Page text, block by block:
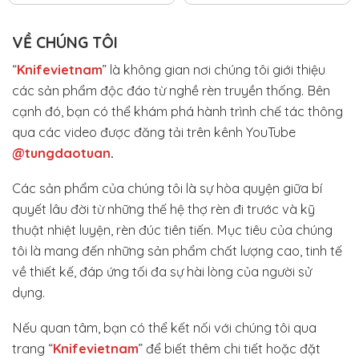
VỀ CHÚNG TÔI
“Knifevietnam” là không gian nơi chúng tôi giới thiệu
các sản phẩm độc đáo từ nghề rèn truyền thống. Bên
cạnh đó, bạn có thể khám phá hành trình chế tác thông
qua các video được đăng tải trên kênh YouTube
@tungdaotuan.
Các sản phẩm của chúng tôi là sự hòa quyện giữa bí
quyết lâu đời từ những thế hệ thợ rèn đi trước và kỹ
thuật nhiệt luyện, rèn đúc tiên tiến. Mục tiêu của chúng
tôi là mang đến những sản phẩm chất lượng cao, tinh tế
về thiết kế, đáp ứng tối đa sự hài lòng của người sử
dụng.
Nếu quan tâm, bạn có thể kết nối với chúng tôi qua
trang “Knifevietnam” để biết thêm chi tiết hoặc đặt